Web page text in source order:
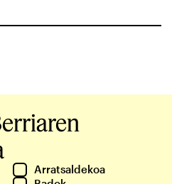
Arratsaldekoa